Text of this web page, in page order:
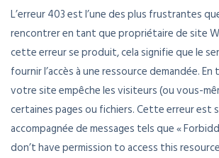
L’erreur 403 est l’une des plus frustrantes
rencontrer en tant que propriétaire de site
cette erreur se produit, cela signifie que le
fournir l’accès à une ressource demandée. En
votre site empêche les visiteurs (ou vous-
certaines pages ou fichiers. Cette erreur est
accompagnée de messages tels que «
don’t have permission to access this